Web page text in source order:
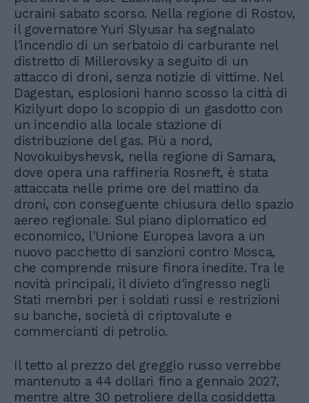
ucraini sabato scorso. Nella regione di Rostov,
il governatore Yuri Slyusar ha segnalato
l'incendio di un serbatoio di carburante nel
distretto di Millerovsky a seguito di un
attacco di droni, senza notizie di vittime. Nel
Dagestan, esplosioni hanno scosso la città di
Kizilyurt dopo lo scoppio di un gasdotto con
un incendio alla locale stazione di
distribuzione del gas. Più a nord,
Novokuibyshevsk, nella regione di Samara,
dove opera una raffineria Rosneft, è stata
attaccata nelle prime ore del mattino da
droni, con conseguente chiusura dello spazio
aereo regionale. Sul piano diplomatico ed
economico, l'Unione Europea lavora a un
nuovo pacchetto di sanzioni contro Mosca,
che comprende misure finora inedite. Tra le
novità principali, il divieto d'ingresso negli
Stati membri per i soldati russi e restrizioni
su banche, società di criptovalute e
commercianti di petrolio.
Il tetto al prezzo del greggio russo verrebbe
mantenuto a 44 dollari fino a gennaio 2027,
mentre altre 30 petroliere della cosiddetta